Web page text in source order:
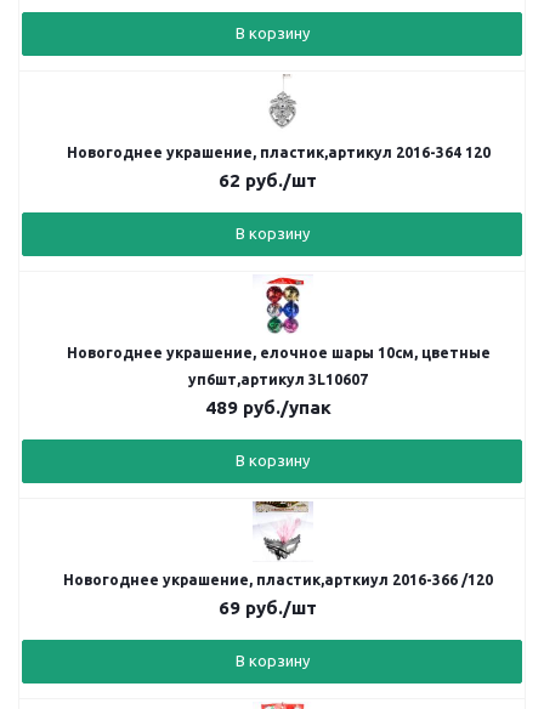
В корзину
Новогоднее украшение, пластик,артикул 2016-364 120
62 руб./шт
В корзину
Новогоднее украшение, елочное шары 10см, цветные
уп6шт,артикул 3L10607
489руб./упак
В корзину
Новогоднее украшение, пластик,арткиул 2016-366 /120
69 руб./шт
В корзину